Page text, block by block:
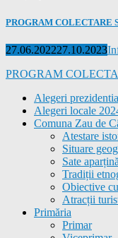
PROGRAM COLECTARE
Posted
27.06.202227.10.2023
PROGRAM
Alegeri
Alegeri locale
Comuna Zau de
Atestare
Situare
Sate
Tradiții
Obiective
Atracții
Primăria
Primar